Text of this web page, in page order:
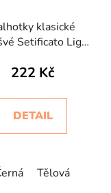
klasické
Setificato Light
222 Kč
DETAIL
Tělová